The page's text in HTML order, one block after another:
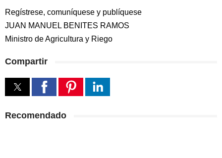
Regístrese, comuníquese y publíquese
JUAN MANUEL BENITES RAMOS
Ministro de Agricultura y Riego
Compartir
Recomendado